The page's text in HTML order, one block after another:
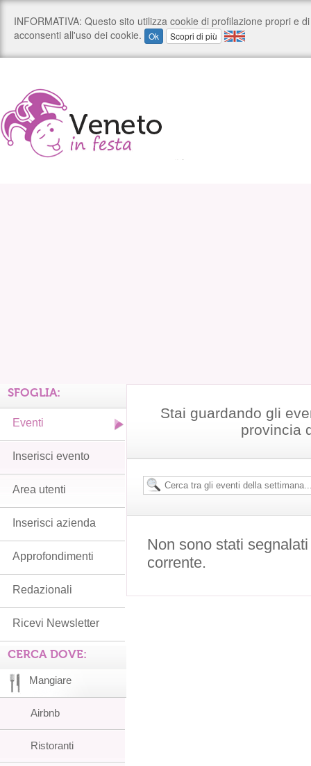
Stai guardando gli
provincia
Non sono stati
corrente.
SFOGLIA:
Eventi
Inserisci evento
Area utenti
Inserisci azienda
Approfondimenti
Redazionali
Ricevi Newsletter
CERCA DOVE:
Mangiare
Airbnb
Ristoranti